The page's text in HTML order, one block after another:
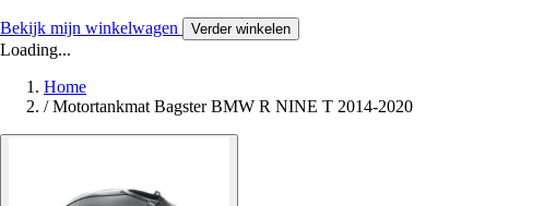
Bekijk mijn winkelwagen Verder winkelen
Loading...
Home
/ Motortankmat Bagster BMW R NINE T 2014-2020